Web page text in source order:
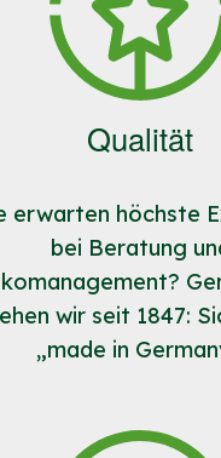
Qualität
erwarten höchste
bei Beratung
wir seit 1847:
„made in